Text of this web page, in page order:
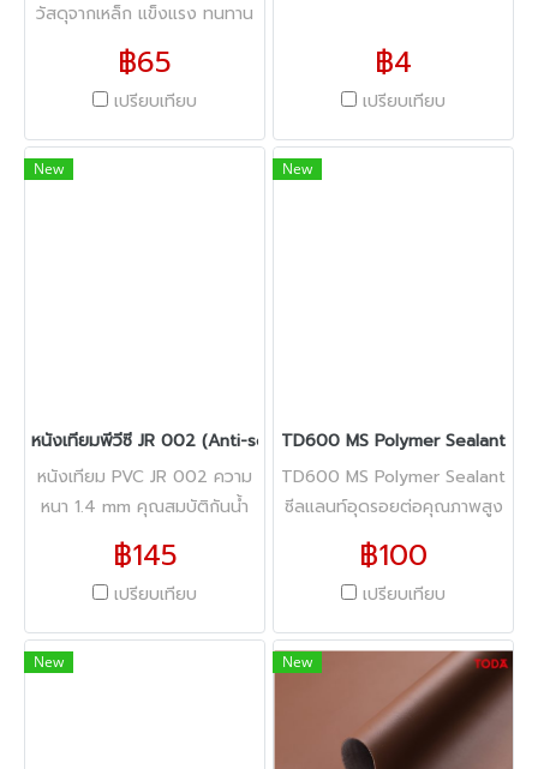
วัสดุจากเหล็ก แข็งแรง ทนทาน
น้ำหนักเบาเพียง 380 กรัม ใช้
งานง่าย เหมาะสำหรับงานยาแนว
อุดรอยรั่ว ใช้ได้ทั้งภายในและ
ภายนอกอาคาร
฿65
เปรียบเทียบ
฿4
เปรียบเทียบ
New
หนังเทียมพีวีซี JR 002 (Anti-scratch)
หนังเทียม PVC JR 002 ความ
หนา 1.4 mm คุณสมบัติกันน้ำ
มาพร้อมกับคุณสมบัติ (Anti-
scratch) ที่กันรอยขีดข่วน หน้า
กว้าง 54" ความยาว 40 หลา
฿145
เปรียบเทียบ
New
TD600 MS Polymer Sealant
TD600 MS Polymer Sealant
ซีลแลนท์อุดรอยต่อคุณภาพสูง
สำหรับงานซ่อมแซมและงานติด
ตั้งทั่วไป
฿100
เปรียบเทียบ
New New